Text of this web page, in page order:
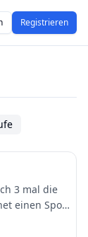
Registrieren
3 mal die
einen Sport